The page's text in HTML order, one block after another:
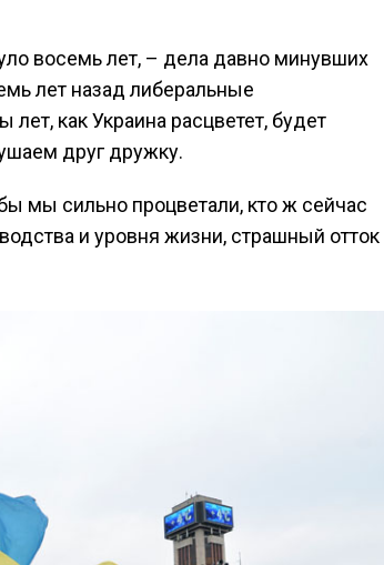
восемь лет, – дела давно минувших
лет назад либеральные
как Украина расцветет, будет
друг дружку.
мы сильно процветали, кто ж сейчас
и уровня жизни, страшный отток